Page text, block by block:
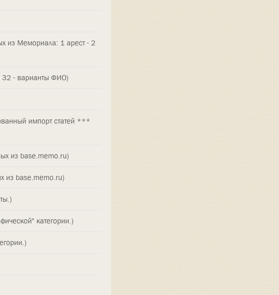
из Мемориала: 1 арест - 2
32 - варианты ФИО)
импорт статей ***
из base.memo.ru)
из base.memo.ru)
категории.)